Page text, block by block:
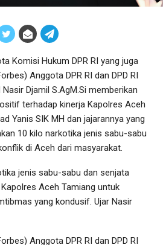
Komisi Hukum DPR RI yang juga
Anggota DPR RI dan DPD RI
Djamil S.AgM.Si memberikan
terhadap kinerja Kapolres Aceh
Yanis SIK MH dan jajarannya yang
10 kilo narkotika jenis sabu-sabu
di Aceh dari masyarakat.
jenis sabu-sabu dan senjata
Aceh Tamiang untuk
yang kondusif. Ujar Nasir
Anggota DPR RI dan DPD RI